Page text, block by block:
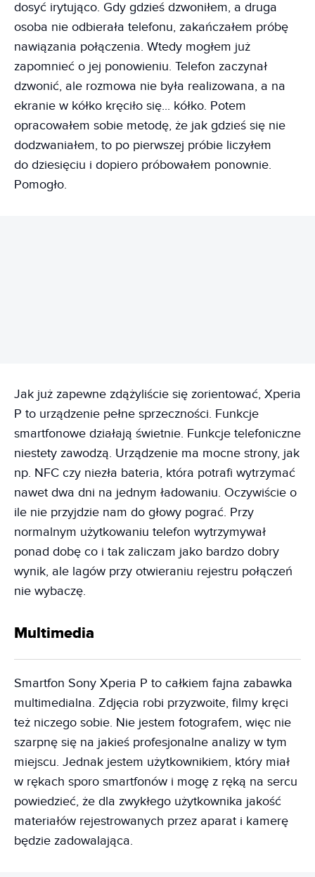
dosyć irytująco. Gdy gdzieś dzwoniłem, a druga
osoba nie odbierała telefonu, zakańczałem próbę
nawiązania połączenia. Wtedy mogłem już
zapomnieć o jej ponowieniu. Telefon zaczynał
dzwonić, ale rozmowa nie była realizowana, a na
ekranie w kółko kręciło się... kółko. Potem
opracowałem sobie metodę, że jak gdzieś się nie
dodzwaniałem, to po pierwszej próbie liczyłem
do dziesięciu i dopiero próbowałem ponownie.
Pomogło.
Jak już zapewne zdążyliście się zorientować, Xperia
P to urządzenie pełne sprzeczności. Funkcje
smartfonowe działają świetnie. Funkcje telefoniczne
niestety zawodzą. Urządzenie ma mocne strony, jak
np. NFC czy niezła bateria, która potrafi wytrzymać
nawet dwa dni na jednym ładowaniu. Oczywiście o
ile nie przyjdzie nam do głowy pograć. Przy
normalnym użytkowaniu telefon wytrzymywał
ponad dobę co i tak zaliczam jako bardzo dobry
wynik, ale lagów przy otwieraniu rejestru połączeń
nie wybaczę.
Multimedia
Smartfon Sony Xperia P to całkiem fajna zabawka
multimedialna. Zdjęcia robi przyzwoite, filmy kręci
też niczego sobie. Nie jestem fotografem, więc nie
szarpnę się na jakieś profesjonalne analizy w tym
miejscu. Jednak jestem użytkownikiem, który miał
w rękach sporo smartfonów i mogę z ręką na sercu
powiedzieć, że dla zwykłego użytkownika jakość
materiałów rejestrowanych przez aparat i kamerę
będzie zadowalająca.